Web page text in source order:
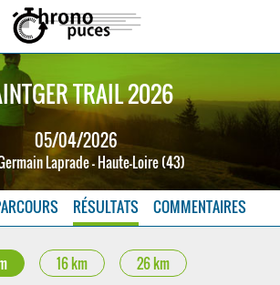
TRAIL 2026
05/04/2026
Laprade - Haute-Loire (43)
RÉSULTATS COMMENTAIRES
16 km 26 km